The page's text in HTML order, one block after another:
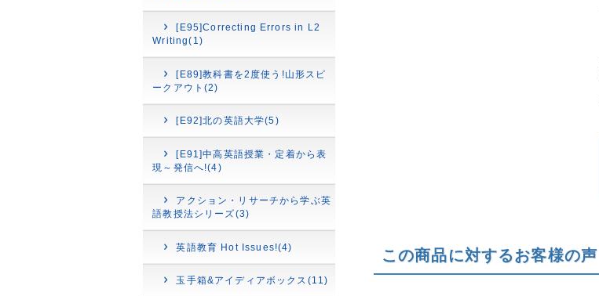
[E95]Correcting Errors in L2
Writing(1)
[E89]教科書を2度使う!山形スピ
ークアウト(2)
[E92]北の英語大学(5)
[E91]中高英語授業・定着から表
現～発信へ!(4)
アクション・リサーチから学ぶ英
語教授法シリーズ(3)
英語教育 Hot Issues!(4)
玉手箱&アイディアボックス(11)
この商品に対するお客様の声